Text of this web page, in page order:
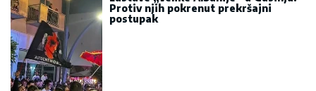
Protiv njih pokrenut prekršajni
postupak